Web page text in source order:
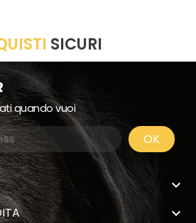
SICURI
quando vuoi

